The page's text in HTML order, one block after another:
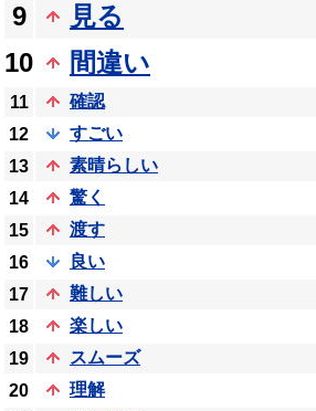
9
見る
10
間違い
11
確認
12
すごい
13
素晴らしい
14
驚く
15
渡す
16
良い
17
難しい
18
楽しい
19
スムーズ
20
理解